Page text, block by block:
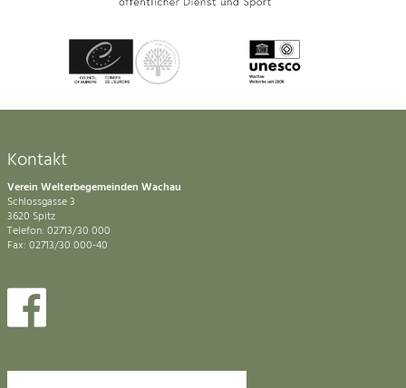
Kontakt
Verein Welterbegemeinden Wachau
Schlossgasse 3
3620 Spitz
Telefon: 02713/30 000
Fax: 02713/30 000-40